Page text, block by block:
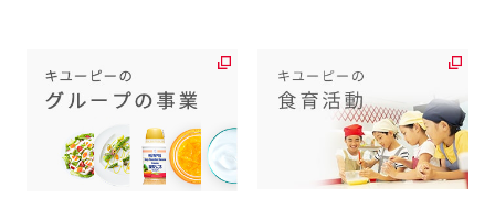
よくお寄せいただくご質問はこちら
閉じる